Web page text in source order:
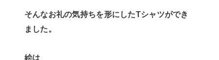
そんなお礼の気持ちを形にしたTシャツができ
ました。
絵は